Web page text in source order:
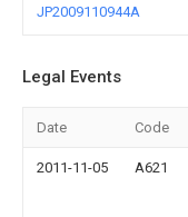
JP2009110944A
Legal Events
Date Code
2011-11-05 A621